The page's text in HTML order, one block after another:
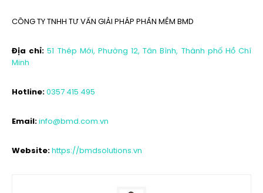
CÔNG TY TNHH TƯ VẤN GIẢI PHÁP PHẦN MỀM BMD
Địa chỉ: 51 Thép Mới, Phường 12, Tân Bình, Thành phố Hồ Chí
Minh
Hotline:0357 415 495
Email:info@bmd.com.vn
Website:https://bmdsolutions.vn